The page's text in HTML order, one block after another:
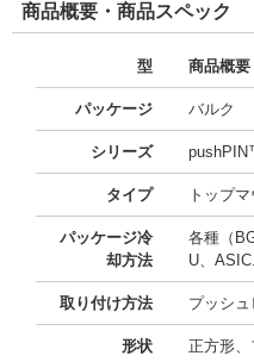
商品概要・商品スペック
型 商品概要
パッケージ バルク
シリーズ
タイプ トップ
パッケージ冷
却方法
各種（
U、
取り付け方法 プッシュ
形状 正方形、